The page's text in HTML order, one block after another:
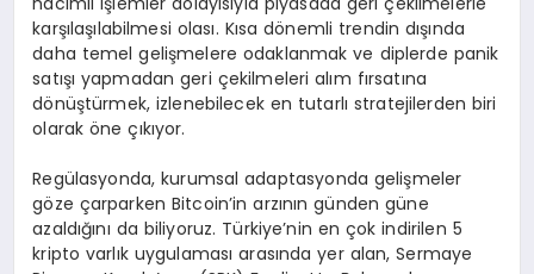
karşılaşılabilmesi olası. Kısa dönemli trendin dışında
daha temel gelişmelere odaklanmak ve diplerde panik
satışı yapmadan geri çekilmeleri alım fırsatına
dönüştürmek, izlenebilecek en tutarlı stratejilerden biri
olarak öne çıkıyor.
Regülasyonda, kurumsal adaptasyonda gelişmeler
göze çarparken Bitcoin’in arzının günden güne
azaldığını da biliyoruz. Türkiye’nin en çok indirilen 5
kripto varlık uygulaması arasında yer alan, Sermaye